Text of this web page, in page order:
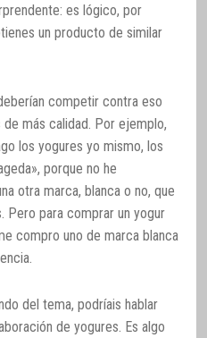
es lógico, por
un producto de similar
competir contra eso
más calidad. Por ejemplo,
los yogures yo mismo, los
porque no he
otra marca, blanca o no, que
Pero para comprar un yogur
compro uno de marca blanca
del tema, podríais hablar
de yogures. Es algo